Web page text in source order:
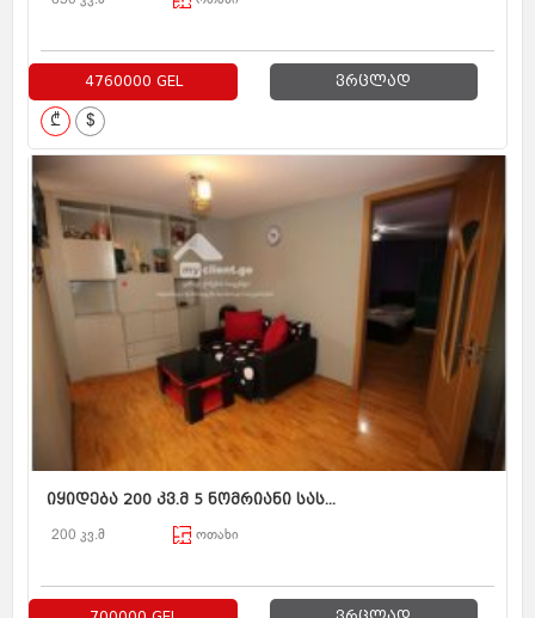
4760000 GEL ვრცლად
₾ $
იყიდება 200 კვ.მ 5 ნომრიანი სას...
200 კვ.მ ოთახი